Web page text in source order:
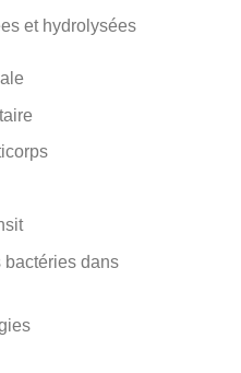
et hydrolysées
bactéries dans